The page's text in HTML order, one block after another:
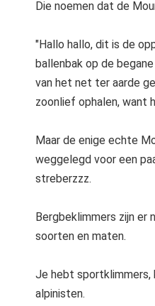
Die noemen dat de
"Hallo hallo, dit is de
ballenbak op de
van het net ter aarde
zoonlief ophalen, want
Maar de enige echte
weggelegd voor een
streberzzz.
Bergbeklimmers zijn er
soorten en maten.
Je hebt
alpinisten.
over
op
te
Hierdoor